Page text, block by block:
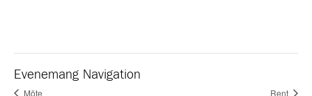
Evenemang Navigation
Möte Rent